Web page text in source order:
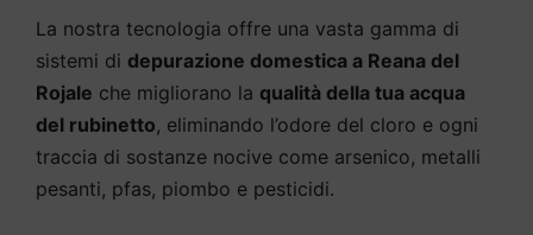
La nostra tecnologia offre una vasta gamma di
sistemi di depurazione domestica a Reana del
Rojale che migliorano la qualità della tua acqua
del rubinetto, eliminando l’odore del cloro e ogni
traccia di sostanze nocive come arsenico, metalli
pesanti, pfas, piombo e pesticidi.